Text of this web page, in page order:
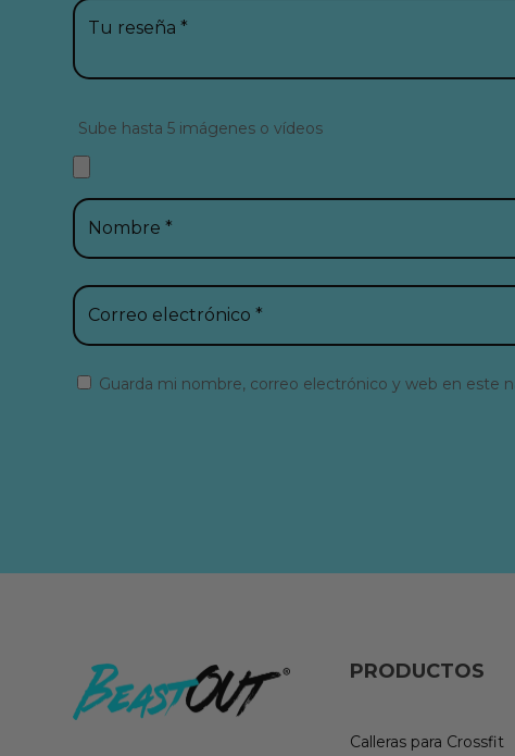
Sube hasta 5 imágenes o vídeos
Guarda mi nombre, correo electrónico y web en este
PRODUCTOS
Calleras para Crossfit